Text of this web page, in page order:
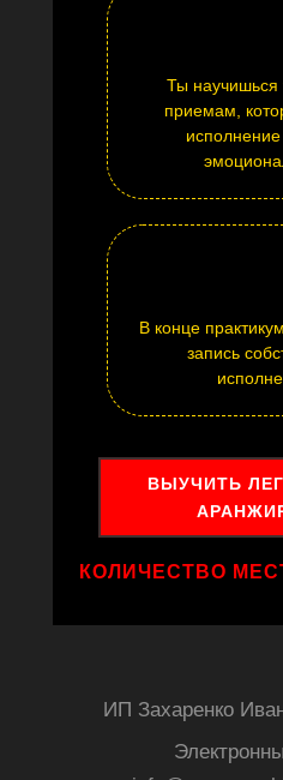
Ты научишься
приемам,
В конце
запись
ВЫУЧИТЬ
КОЛИЧЕСТВО
ИП Захаренко